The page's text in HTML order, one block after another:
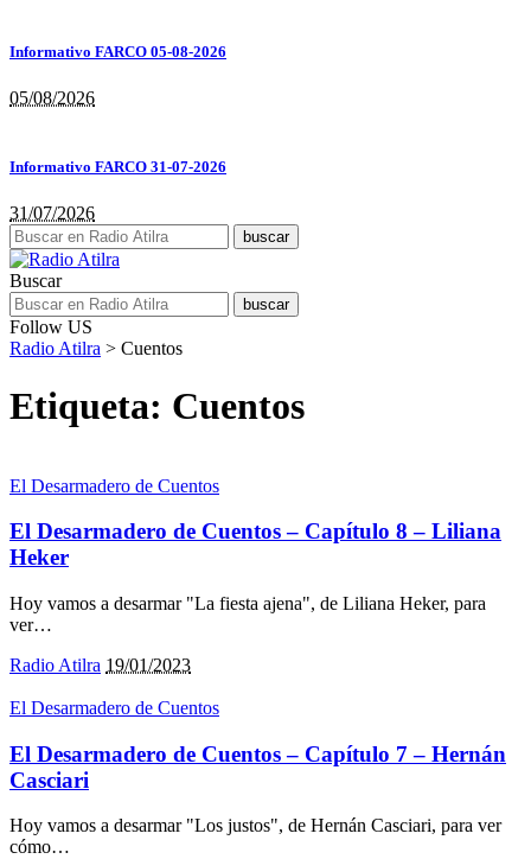
Informativo FARCO 05-08-2026
05/08/2026
Informativo FARCO 31-07-2026
31/07/2026
Buscar
Follow US
Radio Atilra > Cuentos
Etiqueta: Cuentos
El Desarmadero de Cuentos
El Desarmadero de Cuentos – Capítulo 8 – Liliana
Heker
Hoy vamos a desarmar "La fiesta ajena", de Liliana Heker, para
ver…
Radio Atilra 19/01/2023
El Desarmadero de Cuentos
El Desarmadero de Cuentos – Capítulo 7 – Hernán
Casciari
Hoy vamos a desarmar "Los justos", de Hernán Casciari, para ver
cómo…